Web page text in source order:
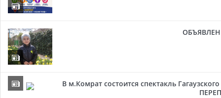
В м.Комрат состоится спектакль